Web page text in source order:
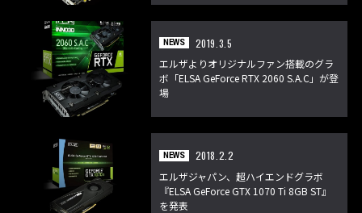
NEWS
2019.3.5
エルザよりオリジナルファン搭載のグラ
ボ「ELSA GeForce RTX 2060 S.A.C」が登
場
NEWS
2018.2.2
エルザジャパン、超ハイエンドグラボ
『ELSA GeForce GTX 1070 Ti 8GB ST』
を発表